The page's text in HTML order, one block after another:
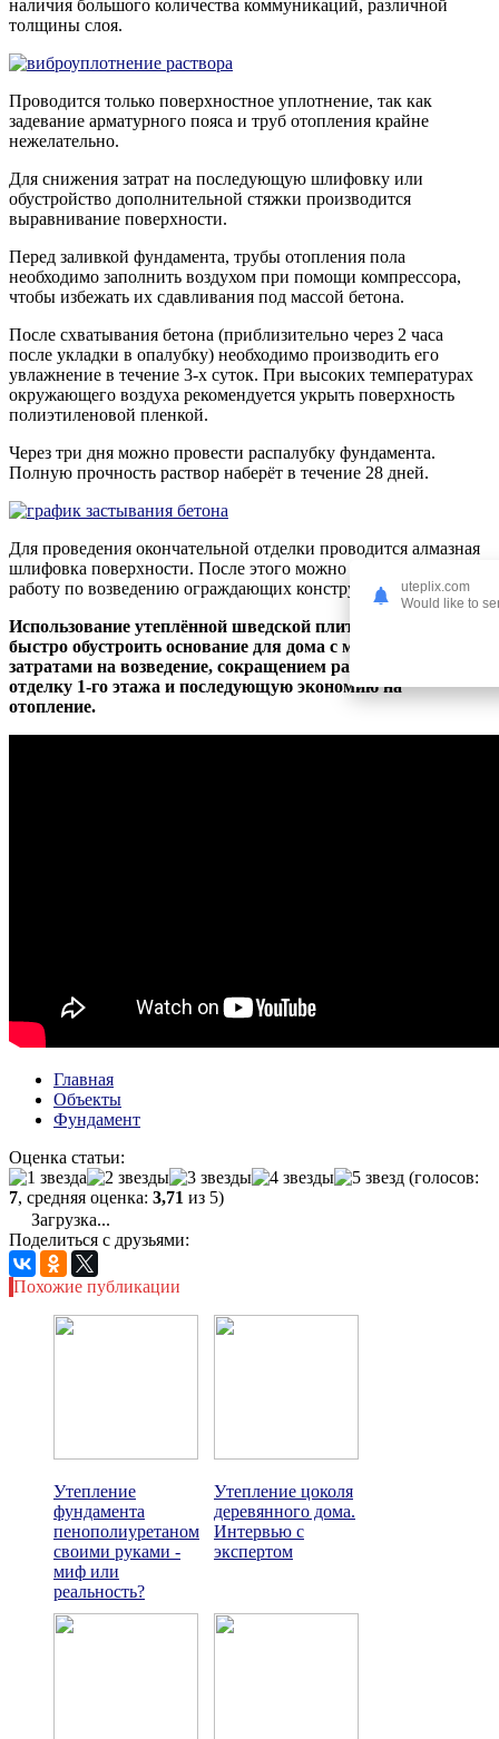
наличия большого количества коммуникаций, различной
толщины слоя.
Проводится только поверхностное уплотнение, так как
задевание арматурного пояса и труб отопления крайне
нежелательно.
Для снижения затрат на последующую шлифовку или
обустройство дополнительной стяжки производится
выравнивание поверхности.
Перед заливкой фундамента, трубы отопления пола
необходимо заполнить воздухом при помощи компрессора,
чтобы избежать их сдавливания под массой бетона.
После схватывания бетона (приблизительно через 2 часа
после укладки в опалубку) необходимо производить его
увлажнение в течение 3-х суток. При высоких температурах
окружающего воздуха рекомендуется укрыть поверхность
полиэтиленовой пленкой.
Через три дня можно провести распалубку фундамента.
Полную прочность раствор наберёт в течение 28 дней.
Для проведения окончательной отделки проводится алмазная
шлифовка поверхности. После этого можно производить
работу по возведению ограждающих конструкций.
Использование утеплённой шведской плиты
быстро обустроить основание для дома с минимальными
затратами на возведение, сокращением расходов на
отделку 1-го этажа и последующую экономию на
отопление.
Главная
Объекты
Фундамент
Оценка статьи:
(голосов:
7, средняя оценка: 3,71 из 5)
Загрузка...
Поделиться с друзьями:
Похожие публикации
Утепление
фундамента
пенополиуретаном
своими руками -
миф или
реальность?
Утепление цоколя
деревянного дома.
Интервью с
экспертом
uteplix.com
Would like to